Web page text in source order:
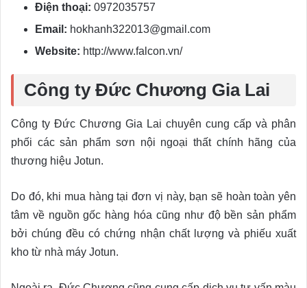
Điện thoại: 0972035757
Email: hokhanh322013@gmail.com
Website: http://www.falcon.vn/
Công ty Đức Chương Gia Lai
Công ty Đức Chương Gia Lai chuyên cung cấp và phân
phối các sản phẩm sơn nội ngoại thất chính hãng của
thương hiệu Jotun.
Do đó, khi mua hàng tại đơn vị này, bạn sẽ hoàn toàn yên
tâm về nguồn gốc hàng hóa cũng như độ bền sản phẩm
bởi chúng đều có chứng nhận chất lượng và phiếu xuất
kho từ nhà máy Jotun.